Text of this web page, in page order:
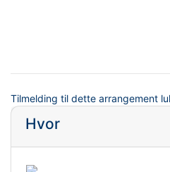
Tilmelding til dette arrangement
Hvor